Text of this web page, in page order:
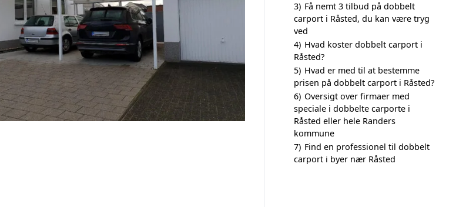
3) Få nemt 3 tilbud på dobbelt
carport i Råsted, du kan være tryg
ved
4) Hvad koster dobbelt carport i
Råsted?
5) Hvad er med til at bestemme
prisen på dobbelt carport i Råsted?
6) Oversigt over firmaer med
speciale i dobbelte carporte i
Råsted eller hele Randers
kommune
7) Find en professionel til dobbelt
carport i byer nær Råsted